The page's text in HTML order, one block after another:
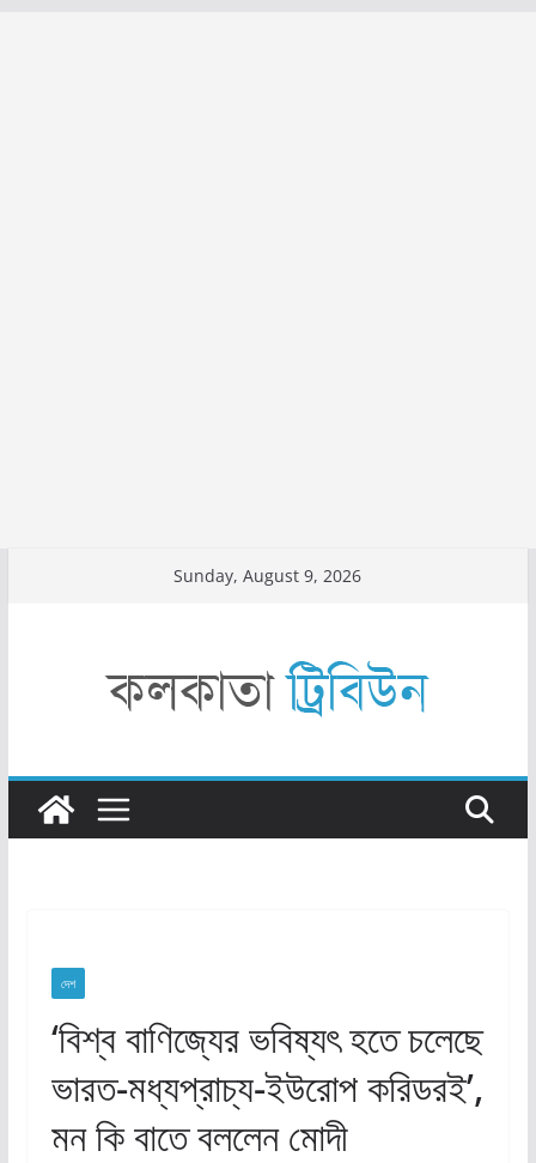
Sunday, August 9, 2026
দেশ
‘বিশ্ব বাণিজ্যের ভবিষ্যৎ হতে চলেছে
ভারত-মধ্যপ্রাচ্য-ইউরোপ করিডরই’,
মন কি বাতে বললেন মোদী